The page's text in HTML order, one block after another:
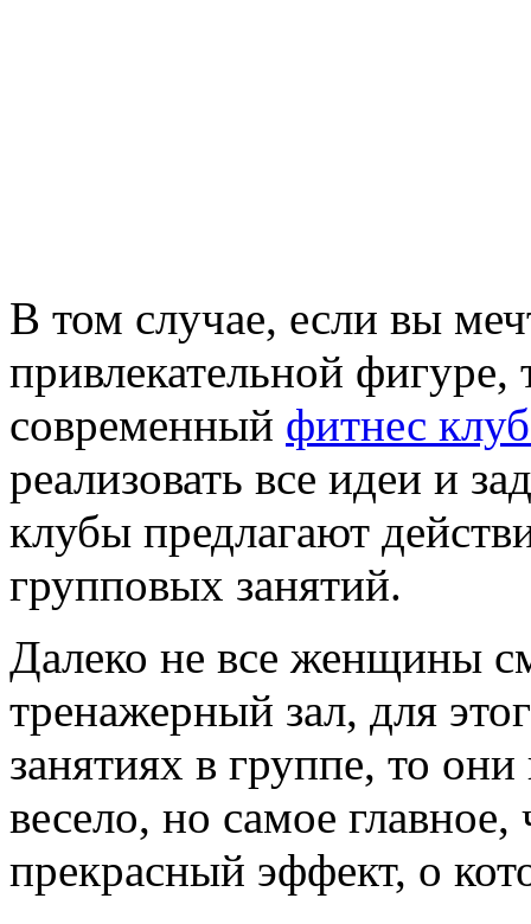
В том случае, если вы
привлекательной фигуре,
современный фитнес
реализовать все идеи и
клубы предлагают
групповых занятий.
Далеко не все женщины
тренажерный зал, для
занятиях в группе, то
весело, но самое
прекрасный эффект, о